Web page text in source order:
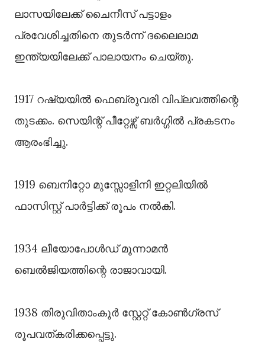
ലാസയിലേക്ക് ചൈനീസ് പട്ടാളം
പ്രവേശിച്ചതിനെ തുടർന്ന് ദലൈലാമ
ഇന്ത്യയിലേക്ക് പാലായനം ചെയ്തു.
1917 റഷ്യയിൽ ഫെബ്രുവരി വിപ്ലവത്തിന്റെ
തുടക്കം. സെയിന്റ് പീറ്റേഴ്സ് ബർഗ്ഗിൽ പ്രകടനം
ആരംഭിച്ചു.
1919 ബെനിറ്റോ മുസ്സോളിനി ഇറ്റലിയിൽ
ഫാസിസ്റ്റ് പാർട്ടിക്ക് രൂപം നൽകി.
1934 ലീയോപോൾഡ് മൂന്നാമൻ
ബെൽജിയത്തിന്റെ രാജാവായി.
1938 തിരുവിതാംകൂർ സ്റ്റേറ്റ് കോൺഗ്രസ്
രൂപവത്കരിക്കപ്പെട്ടു.